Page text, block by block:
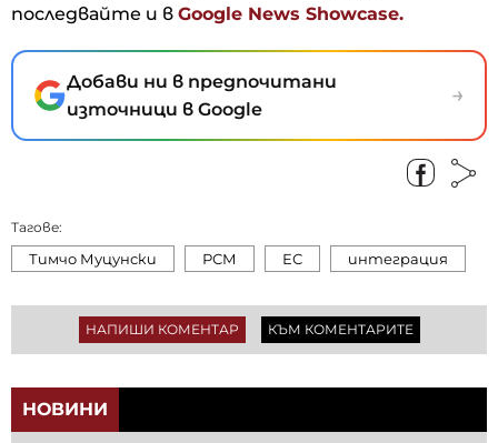
последвайте и в Google News Showcase.
Добави ни в предпочитани
източници в Google
→
Тагове:
Тимчо Муцунски РСМ ЕС интеграция
НАПИШИ КОМЕНТАР КЪМ КОМЕНТАРИТЕ
НОВИНИ